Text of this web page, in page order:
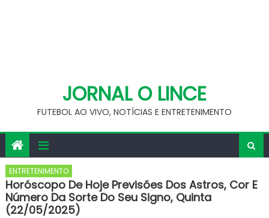
JORNAL O LINCE
FUTEBOL AO VIVO, NOTÍCIAS E ENTRETENIMENTO
ENTRETENIMENTO
Horóscopo De Hoje Previsões Dos Astros, Cor E
Número Da Sorte Do Seu Signo, Quinta
(22/05/2025)